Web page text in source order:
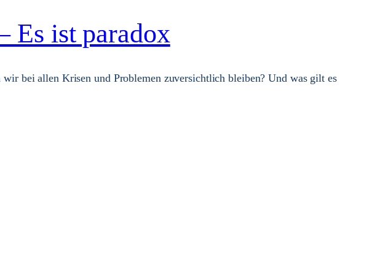
Es ist paradox
bei allen Krisen und Problemen zuversichtlich bleiben? Und was gilt es